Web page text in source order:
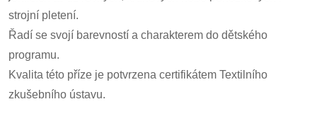
strojní pletení.
Řadí se svojí barevností a charakterem do dětského
programu.
Kvalita této příze je potvrzena certifikátem Textilního
zkušebního ústavu.